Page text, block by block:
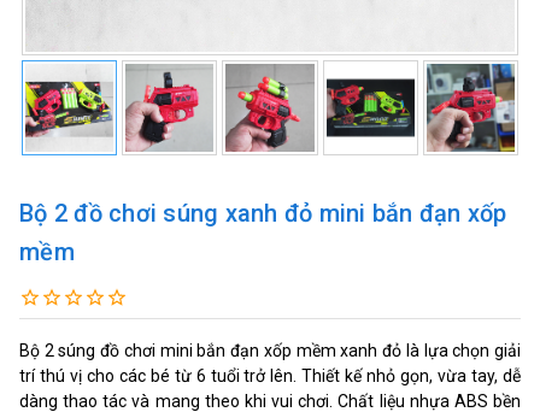
Bộ 2 đồ chơi súng xanh đỏ mini bắn đạn xốp
mềm
Bộ 2 súng đồ chơi mini bắn đạn xốp mềm xanh đỏ là lựa chọn giải
trí thú vị cho các bé từ 6 tuổi trở lên. Thiết kế nhỏ gọn, vừa tay, dễ
dàng thao tác và mang theo khi vui chơi. Chất liệu nhựa ABS bền